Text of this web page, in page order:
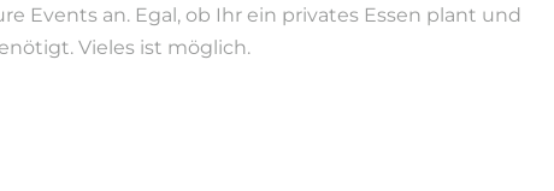
Events an. Egal, ob Ihr ein privates Essen plant und
Vieles ist möglich.